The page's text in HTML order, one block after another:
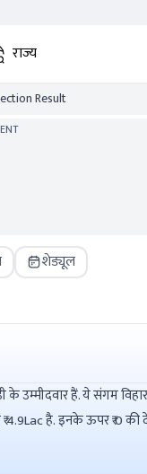
राज्य
Result
शेड्यूल
सीट से चुनाव लड़ रहे हैं.